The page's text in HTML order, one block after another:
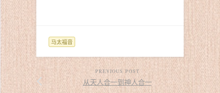
马太福音
PREVIOUS POST
从天人合一到神人合一